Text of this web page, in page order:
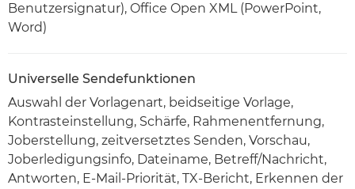
Benutzersignatur), Office Open XML (PowerPoint,
Word)
Universelle Sendefunktionen
Auswahl der Vorlagenart, beidseitige Vorlage,
Kontrasteinstellung, Schärfe, Rahmenentfernung,
Joberstellung, zeitversetztes Senden, Vorschau,
Joberledigungsinfo, Dateiname, Betreff/Nachricht,
Antworten, E-Mail-Priorität, TX-Bericht, Erkennen der